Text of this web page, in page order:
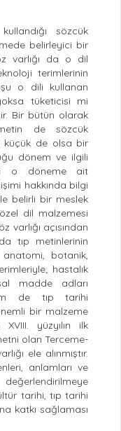
sözcük
belirleyici bir
varlığı da o dil
terimlerinin
o dili kullanan
tüketicisi mi
Bir bütün olarak
de sözcük
küçük de olsa bir
dönem ve ilgili
o döneme ait
hakkında bilgi
belirli bir meslek
dil malzemesi
varlığı açısından
tıp metinlerinin
botanik,
hastalık
madde adları
de tıp tarihi
bir malzeme
yüzyılın ilk
olan Terceme-
ele alınmıştır.
anlamları ve
değerlendirilmeye
tarihi, tıp tarihi
katkı sağlaması